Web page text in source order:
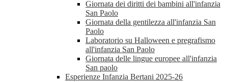
Giornata dei diritti dei bambini all'infanzia
San Paolo
Giornata della gentilezza all'infanzia San
Paolo
Laboratorio su Halloween e pregrafismo
all'infanzia San Paolo
Giornata delle lingue europee all'infanzia
San paolo
Esperienze Infanzia Bertani 2025-26